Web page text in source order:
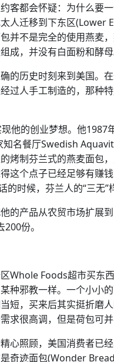
客都会怀疑：为什么要
人迁移到下东区
并不是完全的使用燕麦
成，并没有白面粉和酵母
的历史时刻来到美国。
过人手工制造的，那种
他的创业梦想。他
名餐厅Swedish
烤制芬兰式的燕麦面包
这个点子已经足够有赚
的时候，芬兰人的“三无
的产品从农贸市场扩展
份。
Whole Foods超市买东
种邪教一样。一个小小
短，买来后其实挺折磨
求很高调，但是荷包可
心照顾，美国消费者已
奇迹面包(Wonder